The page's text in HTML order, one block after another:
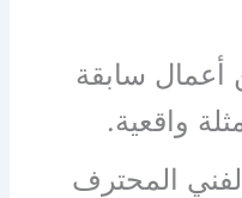
سابقة
واقعية.
المحترف